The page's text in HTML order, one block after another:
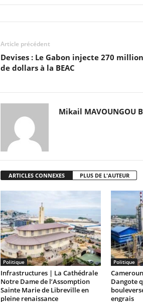
Article précédent
Devises : Le Gabon injecte 270
de dollars à la BEAC
Mikail MAVOUNGOU
ARTICLES CONNEXES PLUS DE L'AUTEUR
Politique
Infrastructures | La Cathédrale
Notre Dame de l’Assomption
Sainte Marie de Libreville en
pleine renaissance
Politique
Dangote
engrais